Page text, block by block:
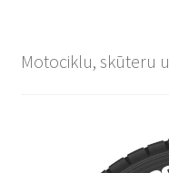
Motociklu, skūteru